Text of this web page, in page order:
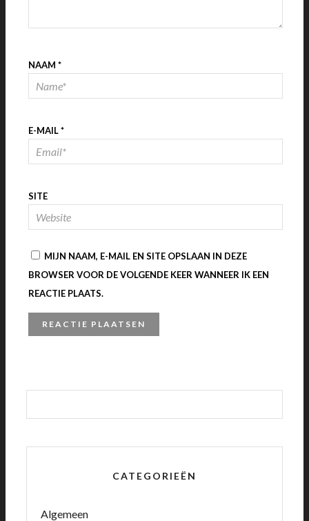
NAAM *
E-MAIL*
SITE
MIJN NAAM, E-MAIL EN SITE OPSLAAN IN DEZE
BROWSER VOOR DE VOLGENDE KEER WANNEER IK EEN
REACTIE PLAATS.
CATEGORIEËN
Algemeen